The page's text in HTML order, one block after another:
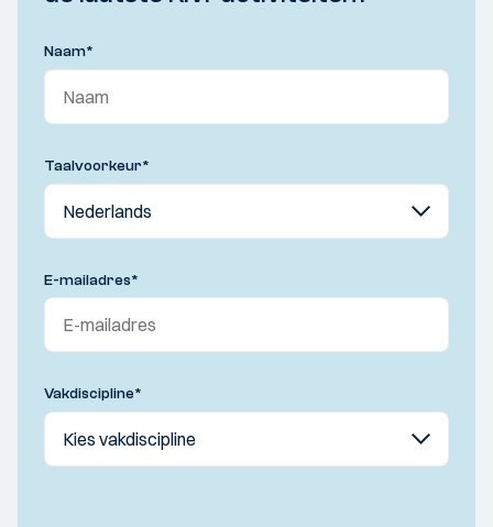
Naam*
Taalvoorkeur*
E-mailadres*
Vakdiscipline*